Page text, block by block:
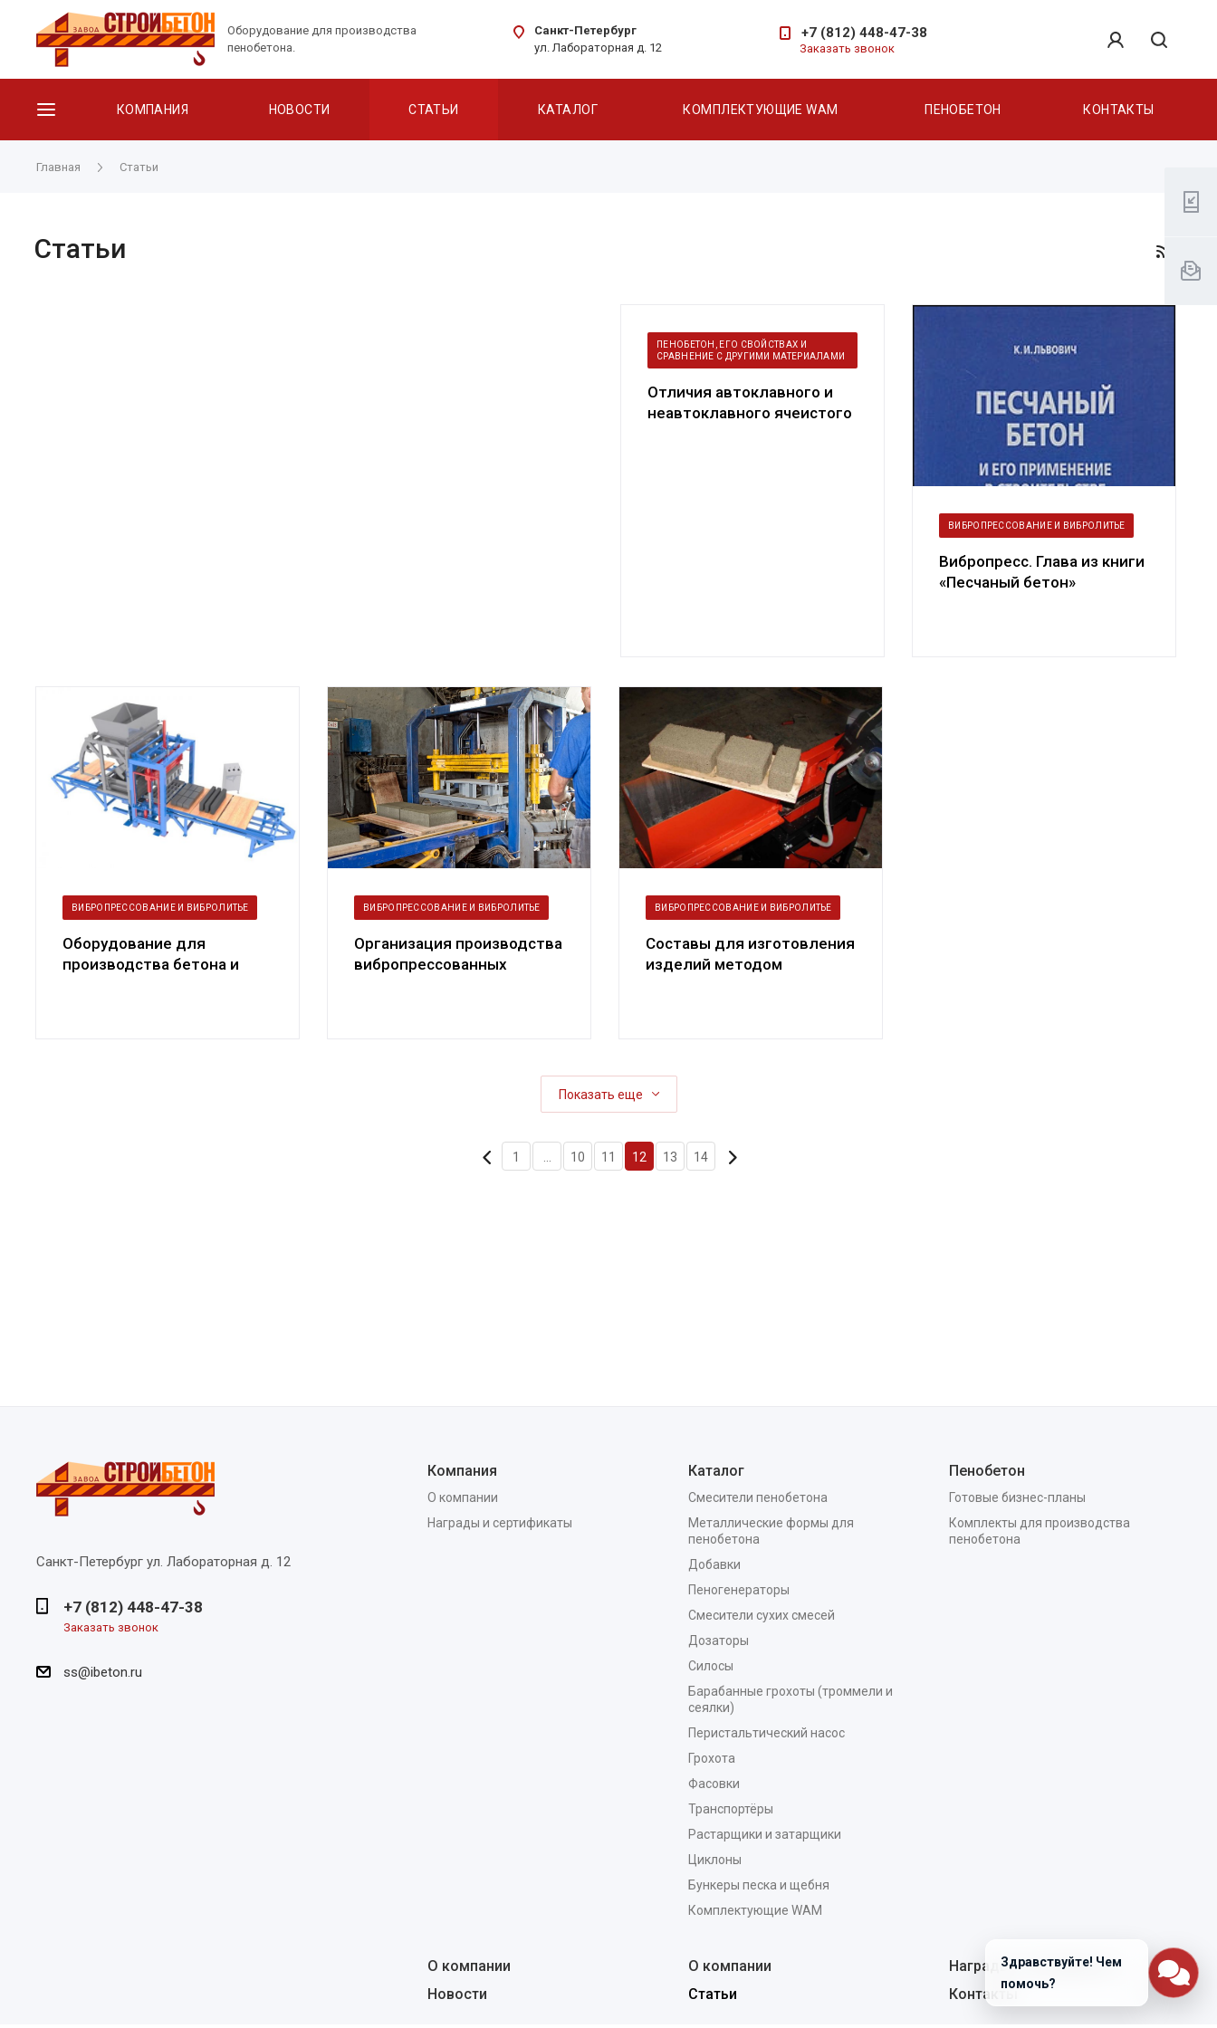
Оборудование для производства
пенобетона.
Санкт-Петербург
ул. Лабораторная д. 12
+7 (812) 448-47-38
Заказать звонок
КОМПАНИЯ НОВОСТИ СТАТЬИ КАТАЛОГ КОМПЛЕКТУЮЩИЕ WAM ПЕНОБЕТОН КОНТАКТЫ
Главная Статьи
Статьи
ПЕНОБЕТОН, ЕГО СВОЙСТВАХ И
СРАВНЕНИЕ С ДРУГИМИ МАТЕРИАЛАМИ
Отличия автоклавного и
неавтоклавного ячеистого
ВИБРОПРЕССОВАНИЕ И ВИБРОЛИТЬЕ
Вибропресс. Глава из книги
«Песчаный бетон»
ВИБРОПРЕССОВАНИЕ И ВИБРОЛИТЬЕ
Оборудование для
производства бетона и
ВИБРОПРЕССОВАНИЕ И ВИБРОЛИТЬЕ
Организация производства
вибропрессованных
ВИБРОПРЕССОВАНИЕ И ВИБРОЛИТЬЕ
Составы для изготовления
изделий методом
Показать еще
1 10 11 12 13 14
Санкт-Петербург ул. Лабораторная д. 12
+7 (812) 448-47-38
Заказать звонок
ss@ibeton.ru
Компания
О компании
Награды и сертификаты
Каталог
Смесители пенобетона
Металлические формы для
пенобетона
Добавки
Пеногенераторы
Смесители сухих смесей
Дозаторы
Силосы
Барабанные грохоты (троммели и
сеялки)
Перистальтический насос
Грохота
Фасовки
Транспортёры
Растарщики и затарщики
Циклоны
Бункеры песка и щебня
Комплектующие WAM
Пенобетон
Готовые бизнес-планы
Комплекты для производства
пенобетона
О компании О компании
Награды и сертификаты
Новости
Статьи Контакты
Здравствуйте! Чем
помочь?